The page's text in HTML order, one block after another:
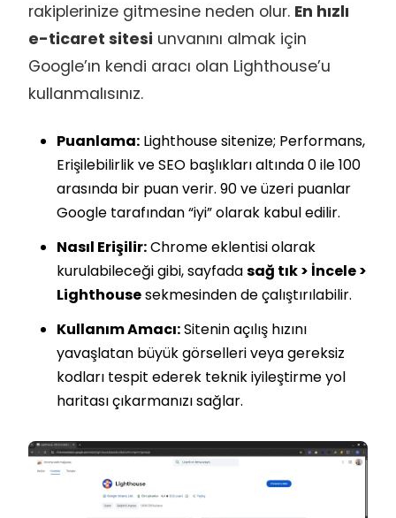
rakiplerinize gitmesine neden olur. En hızlı
e-ticaret sitesi unvanını almak için
Google’ın kendi aracı olan Lighthouse’u
kullanmalısınız.
Puanlama: Lighthouse sitenize; Performans,
Erişilebilirlik ve SEO başlıkları altında 0 ile 100
arasında bir puan verir. 90 ve üzeri puanlar
Google tarafından “iyi” olarak kabul edilir.
Nasıl Erişilir:Chrome eklentisi olarak
kurulabileceği gibi, sayfadasağ tık > İncele >
Lighthousesekmesinden de çalıştırılabilir.
Kullanım Amacı:Sitenin açılış hızını
yavaşlatan büyük görselleri veya gereksiz
kodları tespit ederek teknik iyileştirme yol
haritası çıkarmanızı sağlar.